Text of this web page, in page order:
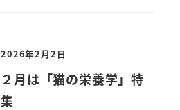
2026年2月2日
２月は「猫の栄養学」特
集